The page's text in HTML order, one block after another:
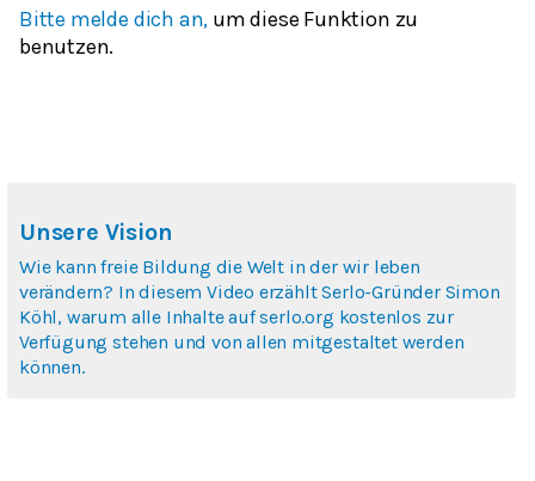
Bitte melde dich an, um diese Funktion zu
benutzen.
Unsere Vision
Wie kann freie Bildung die Welt in der wir leben
verändern? In diesem Video erzählt Serlo-Gründer Simon
Köhl, warum alle Inhalte auf serlo.org kostenlos zur
Verfügung stehen und von allen mitgestaltet werden
können.